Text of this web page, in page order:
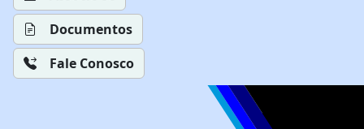
Documentos
Fale Conosco